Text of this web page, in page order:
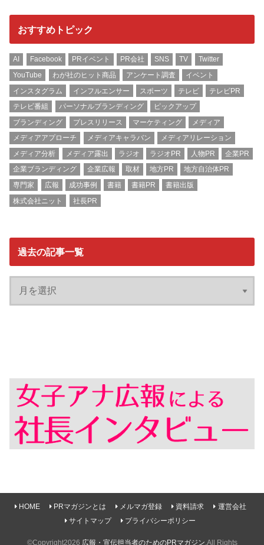
おすすめトピック
AI Facebook PRイベント PR会社 SNS TV
Twitter
YouTube
わが社のヒット商品 アンケート調査
イベント
インスタグラム
インフルエンサー スポーツ テレビ
テレビPR
テレビ番組
パーソナルブランディング
ピックアップ
ブランディング
プレスリリース マーケティング
メディア
メディアアプローチ
メディアキャラバン
メディアリレーション
メディア分析
メディア露出 ラジオ ラジオPR 人物PR
企業PR
企業ブランディング
企業広報 取材 地方PR
地方自治体PR
専門家
広報 成功事例 書籍 書籍PR
書籍出版
株式会社ニット
社長PR
過去の記事一覧
HOME PRマガジンとは メルマガ登録 資料請求
運営会社
サイトマップ
プライバシーポリシー
©Copyright2026 広報・宣伝担当者のためのPRマガジン .All Rights